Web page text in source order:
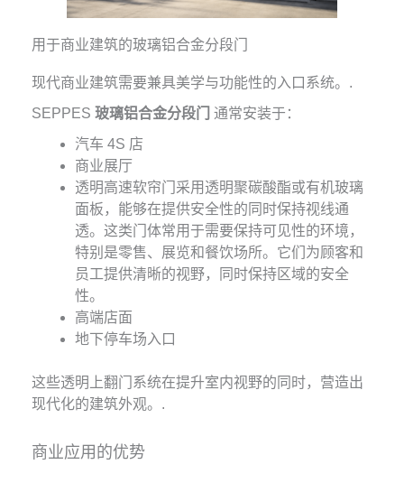
用于商业建筑的玻璃铝合金分段门
现代商业建筑需要兼具美学与功能性的入口系统。.
SEPPES 玻璃铝合金分段门
通常安装于：
汽车 4S 店
商业展厅
透明高速软帘门采用透明聚碳酸酯或有机玻璃
面板，能够在提供安全性的同时保持视线通
透。这类门体常用于需要保持可见性的环境，
特别是零售、展览和餐饮场所。它们为顾客和
员工提供清晰的视野，同时保持区域的安全
性。
高端店面
地下停车场入口
这些透明上翻门系统在提升室内视野的同时，营造出
现代化的建筑外观。.
商业应用的优势